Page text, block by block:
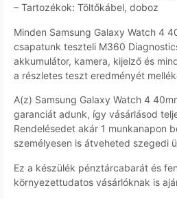
– Tartozékok: Töltőkábel, doboz
Minden Samsung Galaxy Watch 4
csapatunk teszteli M360
akkumulátor, kamera, kijelző és
a részletes teszt eredményét
A(z) Samsung Galaxy Watch 4
garanciát adunk, így vásárlásod
Rendelésedet akár 1 munkanapon
személyesen is átveheted szegedi
Ez a készülék pénztárcabarát és
környezettudatos vásárlóknak is